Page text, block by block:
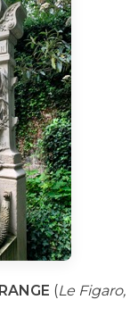
(Le Figaro,